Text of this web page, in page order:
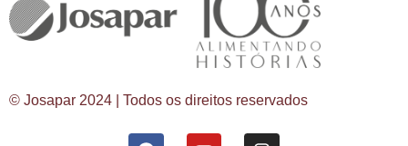
© Josapar 2024 | Todos os direitos reservados